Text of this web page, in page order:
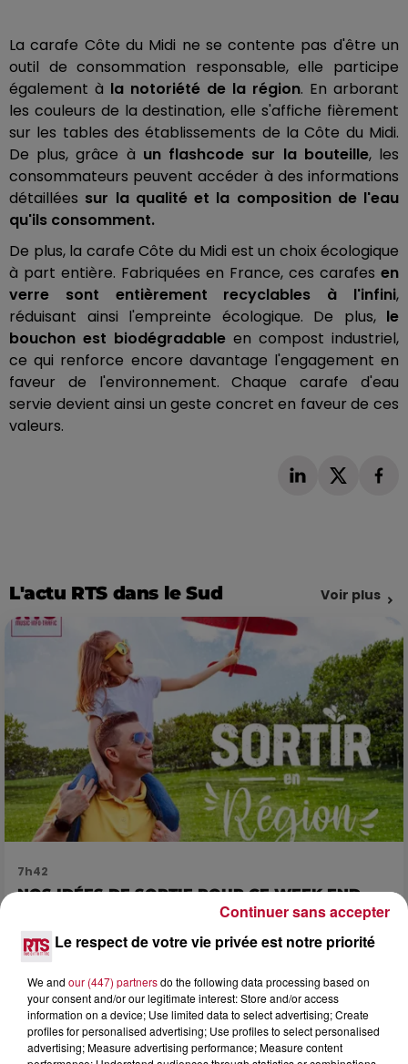
La carafe Côte du Midi ne se contente pas d'être un
outil de consommation responsable, elle participe
également à la notoriété de la région. En arborant
les couleurs de la destination, elle s'affiche fièrement
sur les tables des établissements de la Côte du Midi.
De plus, grâce à un flashcode sur la bouteille, les
consommateurs peuvent accéder à des informations
détaillées sur la qualité et la composition de l'eau
qu'ils consomment.
De plus, la carafe Côte du Midi est un choix écologique
à part entière. Fabriquées en France, ces carafes en
verre sont entièrement recyclables à l'infini,
réduisant ainsi l'empreinte écologique. De plus, le
bouchon est biodégradable en compost industriel,
ce qui renforce encore davantage l'engagement en
faveur de l'environnement. Chaque carafe d'eau
servie devient ainsi un geste concret en faveur de ces
valeurs.
L'actu RTS dans le Sud Voir plus
7h42
NOS IDÉES DE SORTIE POUR CE WEEK-END
Comme tous les vendredis, voici une petite sélection des
rendez-vous à ne pas manquer dans le coin. Que vous ayez
envie de voyager à l'autre bout du monde,...
Le respect de votre vie privée est notre priorité
We and our (447) partnersdo the following data processing based on
your consent and/or our legitimate interest: Store and/or access
information on a device; Use limited data to select advertising; Create
profiles for personalised advertising; Use profiles to select personalised
advertising; Measure advertising performance; Measure content
Continuer sans accepter